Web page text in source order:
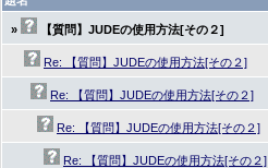
» 【質問】JUDEの使用方法[その２]
Re: 【質問】JUDEの使用方法[その２]
Re: 【質問】JUDEの使用方法[その２]
Re: 【質問】JUDEの使用方法[その２]
Re: 【質問】JUDEの使用方法[その２]